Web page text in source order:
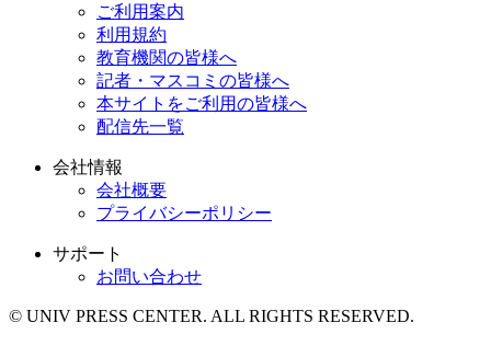
ご利用案内
利用規約
教育機関の皆様へ
記者・マスコミの皆様へ
本サイトをご利用の皆様へ
配信先一覧
会社情報
会社概要
プライバシーポリシー
サポート
お問い合わせ
© UNIV PRESS CENTER. ALL RIGHTS RESERVED.